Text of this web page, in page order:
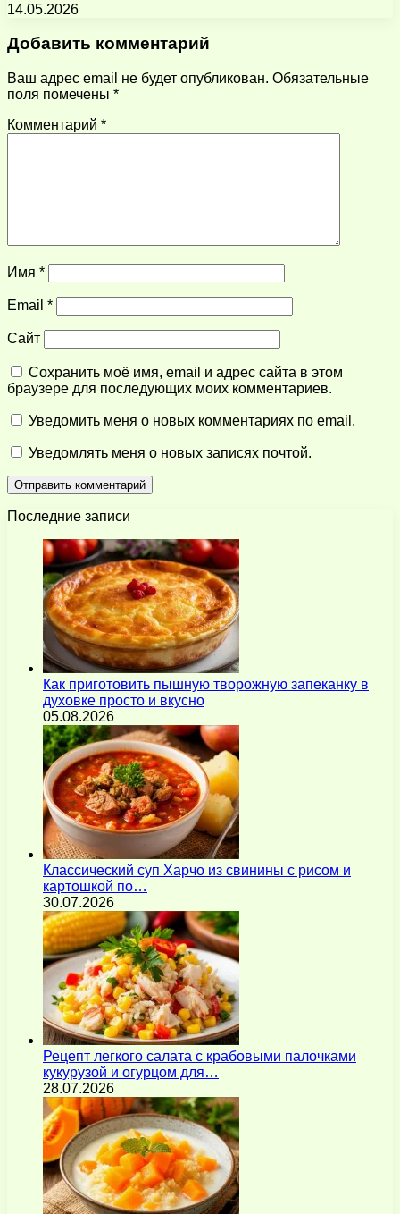
14.05.2026
Добавить комментарий
Ваш адрес email не будет опубликован. Обязательные
поля помечены *
Комментарий *
Имя *
Email *
Сайт
Сохранить моё имя, email и адрес сайта в этом
браузере для последующих моих комментариев.
Уведомить меня о новых комментариях по email.
Уведомлять меня о новых записях почтой.
Последние записи
Как приготовить пышную творожную запеканку в
духовке просто и вкусно
05.08.2026
Классический суп Харчо из свинины с рисом и
картошкой по…
30.07.2026
Рецепт легкого салата с крабовыми палочками
кукурузой и огурцом для…
28.07.2026